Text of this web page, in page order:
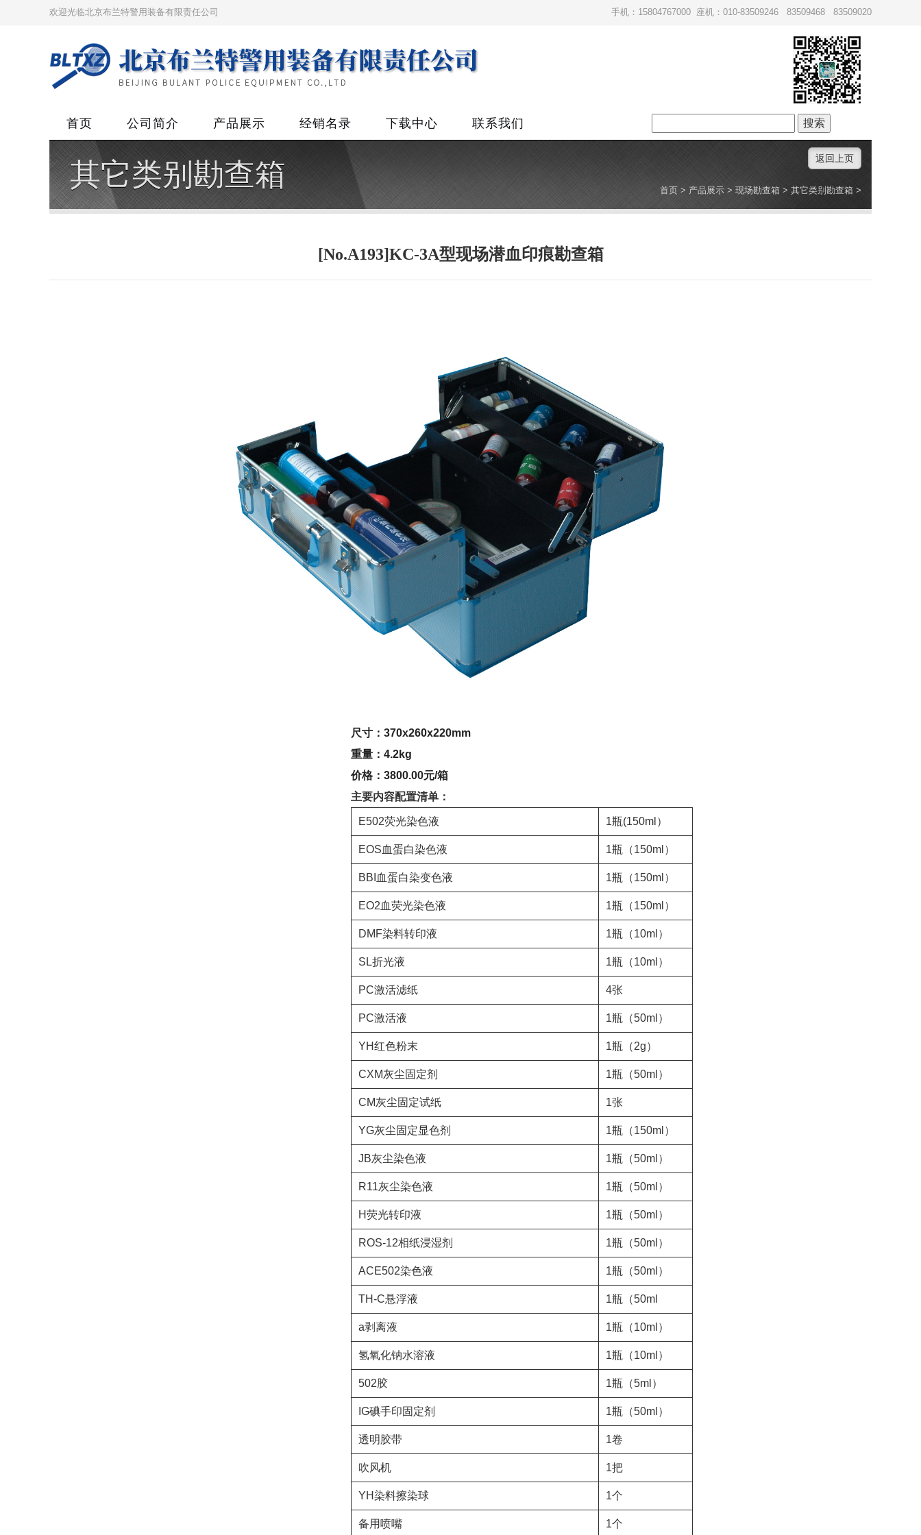
欢迎光临北京布兰特警用装备有限责任公司 手机：15804767000 座机：010-83509246 83509468 83509020
首页 公司简介 产品展示 经销名录 下载中心 联系我们
索：
其它类别勘查箱 返回上页
首页 > 产品展示 > 现场勘查箱 > 其它类别勘查箱 >
[No.A193]KC-3A型现场潜血印痕勘查箱
尺寸：370x260x220mm
重量：4.2kg
价格：3800.00元/箱
主要内容配置清单：
E502荧光染色液 1瓶(150ml）
EOS血蛋白染色液 1瓶（150ml）
BBI血蛋白染变色液 1瓶（150ml）
EO2血荧光染色液 1瓶（150ml）
DMF染料转印液 1瓶（10ml）
SL折光液 1瓶（10ml）
PC激活滤纸 4张
PC激活液 1瓶（50ml）
YH红色粉末 1瓶（2g）
CXM灰尘固定剂 1瓶（50ml）
CM灰尘固定试纸 1张
YG灰尘固定显色剂 1瓶（150ml）
JB灰尘染色液 1瓶（50ml）
R11灰尘染色液 1瓶（50ml）
H荧光转印液 1瓶（50ml）
ROS-12相纸浸湿剂 1瓶（50ml）
ACE502染色液 1瓶（50ml）
TH-C悬浮液 1瓶（50ml
a剥离液 1瓶（10ml）
氢氧化钠水溶液 1瓶（10ml）
502胶 1瓶（5ml）
IG碘手印固定剂 1瓶（50ml）
透明胶带 1卷
吹风机 1把
YH染料擦染球 1个
备用喷嘴 1个